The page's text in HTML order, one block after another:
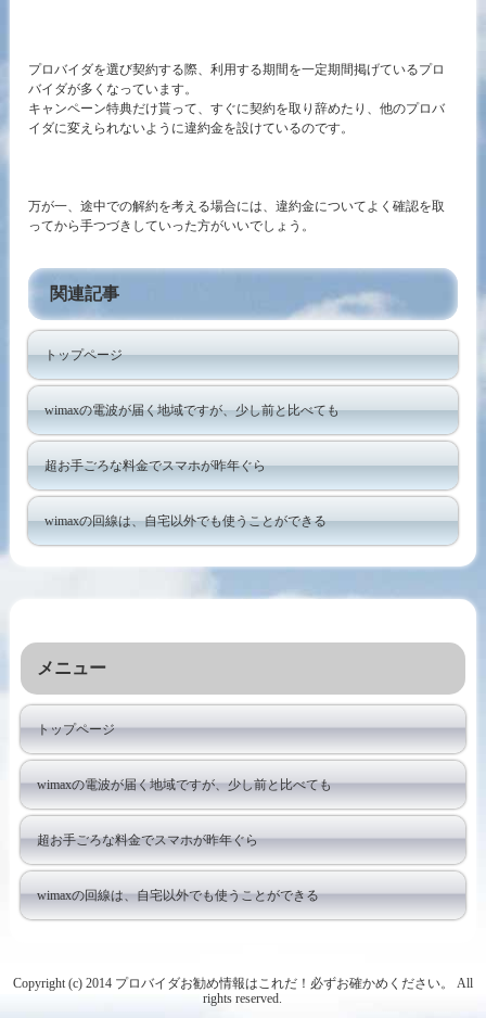
プロバイダを選び契約する際、利用する期間を一定期間掲げているプロ
バイダが多くなっています。
キャンペーン特典だけ貰って、すぐに契約を取り辞めたり、他のプロバ
イダに変えられないように違約金を設けているのです。
万が一、途中での解約を考える場合には、違約金についてよく確認を取
ってから手つづきしていった方がいいでしょう。
関連記事
トップページ
wimaxの電波が届く地域ですが、少し前と比べても
超お手ごろな料金でスマホが昨年ぐら
wimaxの回線は、自宅以外でも使うことができる
メニュー
トップページ
wimaxの電波が届く地域ですが、少し前と比べても
超お手ごろな料金でスマホが昨年ぐら
wimaxの回線は、自宅以外でも使うことができる
Copyright (c) 2014 プロバイダお勧め情報はこれだ！必ずお確かめください。 All
rights reserved.